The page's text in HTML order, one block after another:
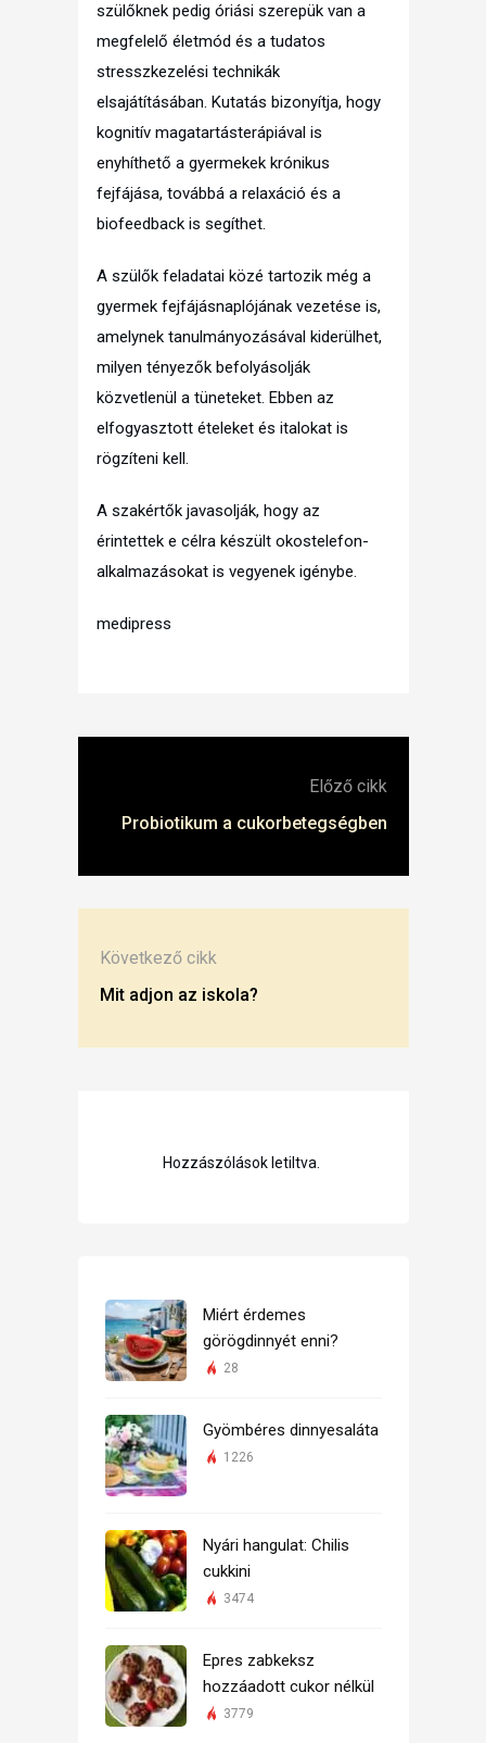
szülőknek pedig óriási szerepük van a
megfelelő életmód és a tudatos
stresszkezelési technikák
elsajátításában. Kutatás bizonyítja, hogy
kognitív magatartásterápiával is
enyhíthető a gyermekek krónikus
fejfájása, továbbá a relaxáció és a
biofeedback is segíthet.
A szülők feladatai közé tartozik még a
gyermek fejfájásnaplójának vezetése is,
amelynek tanulmányozásával kiderülhet,
milyen tényezők befolyásolják
közvetlenül a tüneteket. Ebben az
elfogyasztott ételeket és italokat is
rögzíteni kell.
A szakértők javasolják, hogy az
érintettek e célra készült okostelefon-
alkalmazásokat is vegyenek igénybe.
medipress
Előző cikk
Probiotikum a cukorbetegségben
Következő cikk
Mit adjon az iskola?
Hozzászólások letiltva.
Miért érdemes
görögdinnyét enni?
28
Gyömbéres dinnyesaláta
1226
Nyári hangulat: Chilis
cukkini
3474
Epres zabkeksz
hozzáadott cukor nélkül
3779